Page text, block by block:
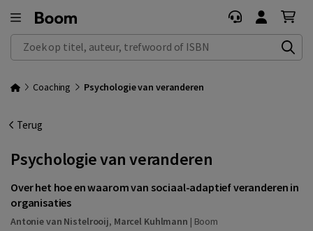
Zoek op titel, auteur, trefwoord of ISBN
Coaching Psychologie van veranderen
Terug
Psychologie van veranderen
Over het hoe en waarom van sociaal-adaptief veranderen in
organisaties
Antonie van Nistelrooij, Marcel Kuhlmann | Boom